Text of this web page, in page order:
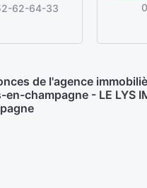
62-64-33
de l'agence
en-champagne - LE LYS